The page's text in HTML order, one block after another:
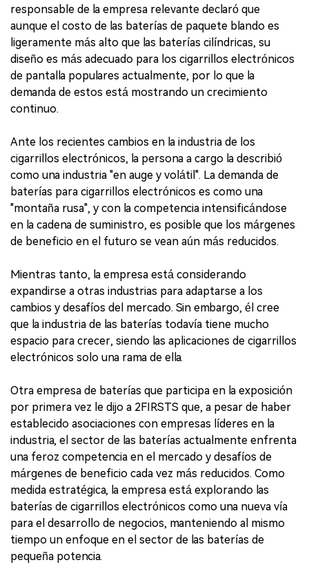
responsable de la empresa relevante declaró que
aunque el costo de las baterías de paquete blando es
ligeramente más alto que las baterías cilíndricas, su
diseño es más adecuado para los cigarrillos electrónicos
de pantalla populares actualmente, por lo que la
demanda de estos está mostrando un crecimiento
continuo.
Ante los recientes cambios en la industria de los
cigarrillos electrónicos, la persona a cargo la describió
como una industria "en auge y volátil". La demanda de
baterías para cigarrillos electrónicos es como una
"montaña rusa", y con la competencia intensificándose
en la cadena de suministro, es posible que los márgenes
de beneficio en el futuro se vean aún más reducidos.
Mientras tanto, la empresa está considerando
expandirse a otras industrias para adaptarse a los
cambios y desafíos del mercado. Sin embargo, él cree
que la industria de las baterías todavía tiene mucho
espacio para crecer, siendo las aplicaciones de cigarrillos
electrónicos solo una rama de ella.
Otra empresa de baterías que participa en la exposición
por primera vez le dijo a 2FIRSTS que, a pesar de haber
establecido asociaciones con empresas líderes en la
industria, el sector de las baterías actualmente enfrenta
una feroz competencia en el mercado y desafíos de
márgenes de beneficio cada vez más reducidos. Como
medida estratégica, la empresa está explorando las
baterías de cigarrillos electrónicos como una nueva vía
para el desarrollo de negocios, manteniendo al mismo
tiempo un enfoque en el sector de las baterías de
pequeña potencia.